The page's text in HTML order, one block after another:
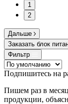
1
2
Дальше
Заказать блок
Фильтр
Подпишитеcь на
Пишем раз в
продукции,